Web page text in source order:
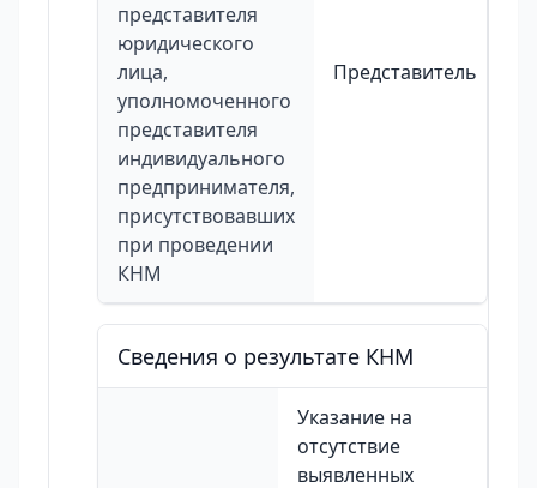
представителя
юридического
лица,
уполномоченного
представителя
индивидуального
предпринимателя,
присутствовавших
при проведении
КНМ
Представитель
Сведения о результате КНМ
Указание на
отсутствие
выявленных